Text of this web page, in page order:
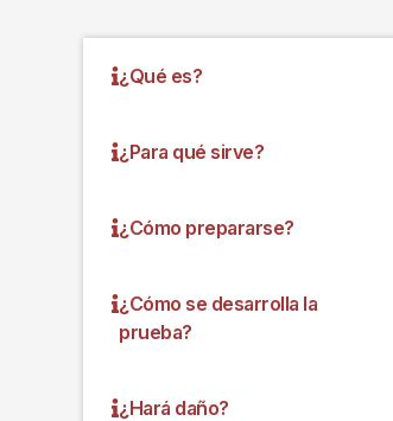
¿Qué es?
¿Para qué sirve?
¿Cómo prepararse?
¿Cómo se desarrolla la
prueba?
¿Hará daño?